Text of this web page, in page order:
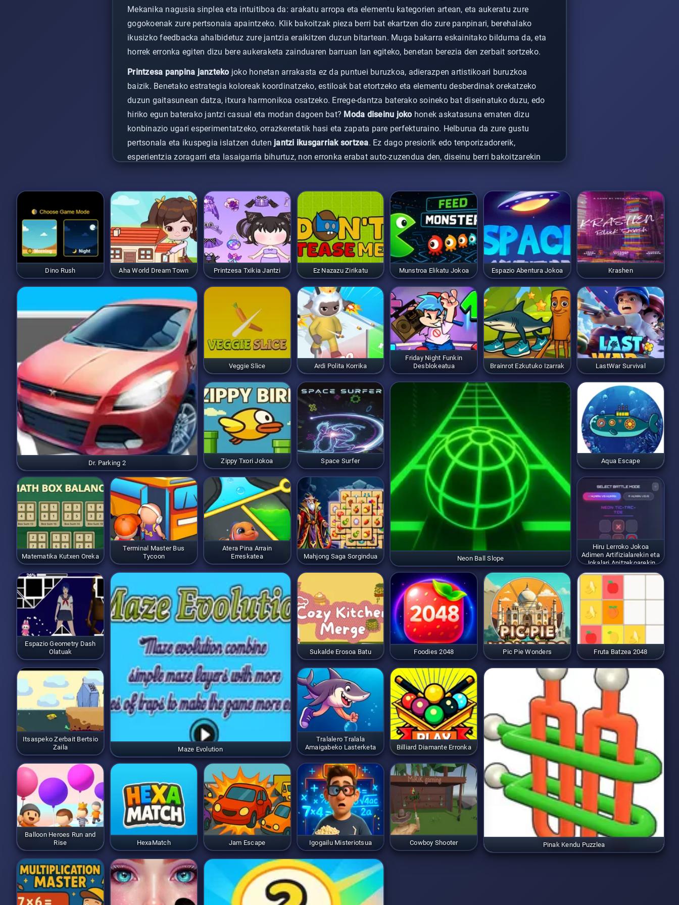
Mekanika nagusia sinplea eta intuitiboa da: arakatu arropa eta elementu kategorien artean, eta aukeratu zure
gogokoenak zure pertsonaia apaintzeko. Klik bakoitzak pieza berri bat ekartzen dio zure panpinari, berehalako
ikusizko feedbacka ahalbidetuz zure jantzia eraikitzen duzun bitartean. Muga bakarra eskainitako bilduma da, eta
horrek erronka egiten dizu bere aukeraketa zainduaren barruan lan egiteko, benetan berezia den zerbait sortzeko.
Printzesa panpina janzteko joko honetan arrakasta ez da puntuei buruzkoa, adierazpen artistikoari buruzkoa
baizik. Benetako estrategia koloreak koordinatzeko, estiloak bat etortzeko eta elementu desberdinak orekatzeko
duzun gaitasunean datza, itxura harmonikoa osatzeko. Errege-dantza baterako soineko bat diseinatuko duzu, edo
hiriko egun baterako jantzi casual eta modan dagoen bat? Moda diseinu joko honek askatasuna ematen dizu
konbinazio ugari esperimentatzeko, orrazkeretatik hasi eta zapata pare perfekturaino. Helburua da zure gustu
pertsonala eta ikuspegia islatzen duten jantzi ikusgarriak sortzea. Ez dago presiorik edo tenporizadorerik,
esperientzia zoragarri eta lasaigarria bihurtuz, non erronka erabat auto-zuzendua den, diseinu berri bakoitzarekin
Dino Rush Aha World Dream Town Printzesa Txikia Jantzi Ez Nazazu Zirikatu Munstroa Elikatu Jokoa Espazio Abentura Jokoa Krashen
Dr. Parking 2
Veggie Slice Ardi Polita Korrika
Friday Night Funkin
Desblokeatua
Brainrot Ezkutuko Izarrak LastWar Survival
Zippy Txori Jokoa Space Surfer
Neon Ball Slope
Aqua Escape
Matematika Kutxen Oreka
Terminal Master Bus
Tycoon
Atera Pina Arrain
Erreskatea
Mahjong Saga Sorgindua
Hiru Lerroko Jokoa
Adimen Artifizialarekin eta
Jokalari Anitzekoarekin
Espazio Geometry Dash
Olatuak
Maze Evolution
Sukalde Erosoa Batu Foodies 2048 Pic Pie Wonders Fruta Batzea 2048
Itsaspeko Zerbait Bertsio
Zaila
Tralalero Tralala
Amaigabeko Lasterketa
Billiard Diamante Erronka
Pinak Kendu Puzzlea
Balloon Heroes Run and
Rise
HexaMatch Jam Escape Igogailu Misteriotsua Cowboy Shooter